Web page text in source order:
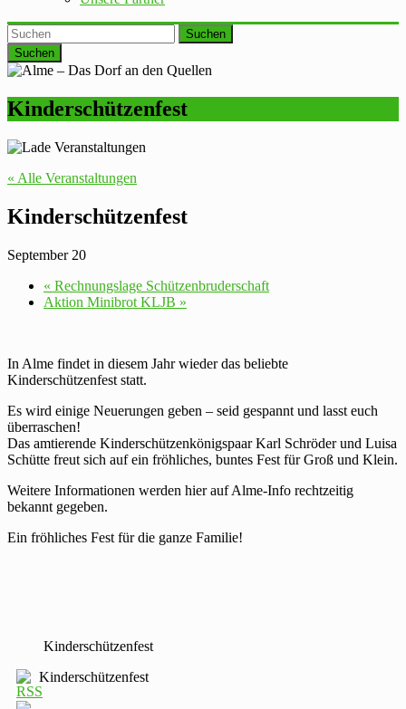
Suchen
Kinderschützenfest
« Alle Veranstaltungen
Kinderschützenfest
September 20
« Rechnungslage Schützenbruderschaft
Aktion Minibrot KLJB »
In Alme findet in diesem Jahr wieder das beliebte
Kinderschützenfest statt.
Es wird einige Neuerungen geben – seid gespannt und lasst euch
überraschen!
Das amtierende Kinderschützenkönigspaar Karl Schröder und Luisa
Schütte freut sich auf ein fröhliches, buntes Fest für Groß und Klein.
Weitere Informationen werden hier auf Alme-Info rechtzeitig
bekannt gegeben.
Ein fröhliches Fest für die ganze Familie!
Kinderschützenfest
Kinderschützenfest